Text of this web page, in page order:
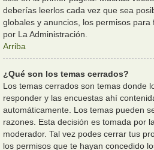
deberías leerlos cada vez que sea
globales y anuncios, los permisos
por La Administración.
Arriba
¿Qué son los temas cerrados?
Los temas cerrados son temas donde
responder y las encuestas ahí
automáticamente. Los temas pueden
razones. Esta decisión es tomada por
moderador. Tal vez podes cerrar tus
los permisos que te hayan concedido